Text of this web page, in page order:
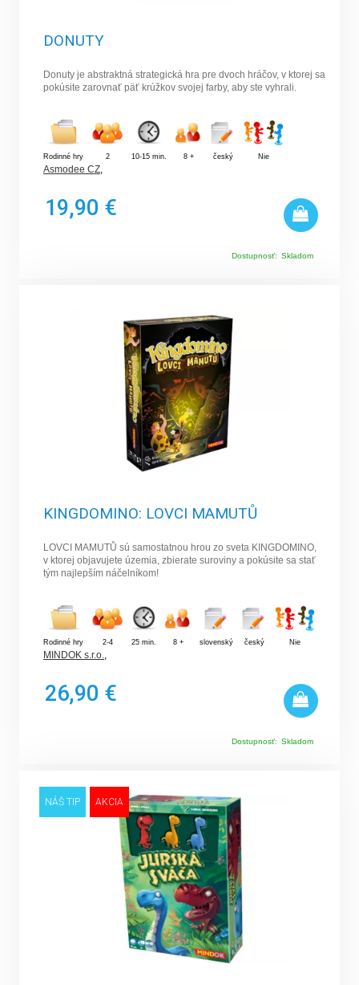
DONUTY
Donuty je abstraktná strategická hra pre dvoch hráčov, v ktorej sa
pokúsite zarovnať päť krúžkov svojej farby, aby ste vyhrali.
Rodinné hry 2 10-15 min. 8 + český Nie
Asmodee CZ,
19,90 €
Dostupnosť: Skladom
KINGDOMINO: LOVCI MAMUTŮ
LOVCI MAMUTŮ sú samostatnou hrou zo sveta KINGDOMINO,
v ktorej objavujete územia, zbierate suroviny a pokúsite sa stať
tým najlepším náčelníkom!
Rodinné hry 2-4 25 min. 8 + slovenský český Nie
MINDOK s.r.o.,
26,90 €
Dostupnosť: Skladom
AKCIA
NÁŠ TIP